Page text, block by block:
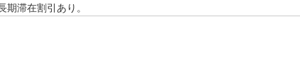
期滞在割引あり。